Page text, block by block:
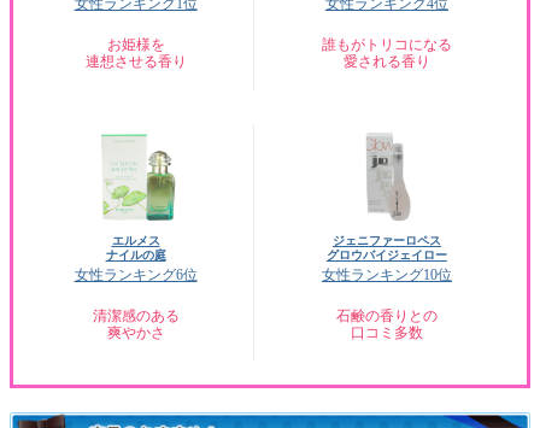
女性ランキング1位
お姫様を
連想させる香り
女性ランキング4位
誰もがトリコになる
愛される香り
エルメス
ナイルの庭
女性ランキング6位
清潔感のある
爽やかさ
ジェニファーロペス
グロウバイジェイロー
女性ランキング10位
石鹸の香りとの
口コミ多数